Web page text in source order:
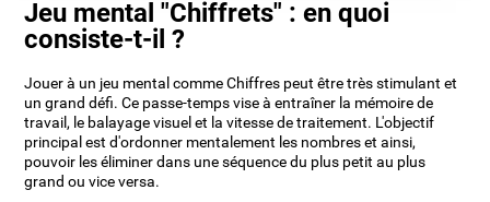
Jeu mental "Chiffrets" : en quoi
consiste-t-il ?
Jouer à un jeu mental comme Chiffres peut être très stimulant et
un grand défi. Ce passe-temps vise à entraîner la mémoire de
travail, le balayage visuel et la vitesse de traitement. L'objectif
principal est d'ordonner mentalement les nombres et ainsi,
pouvoir les éliminer dans une séquence du plus petit au plus
grand ou vice versa.